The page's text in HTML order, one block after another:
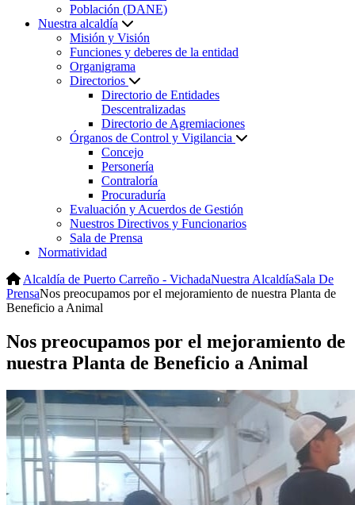
Población (DANE)
Nuestra alcaldía
Misión y Visión
Funciones y deberes de la entidad
Organigrama
Directorios
Directorio de Entidades
Descentralizadas
Directorio de Agremiaciones
Órganos de Control y Vigilancia
Concejo
Personería
Contraloría
Procuraduría
Evaluación y Acuerdos de Gestión
Nuestros Directivos y Funcionarios
Sala de Prensa
Normatividad
Alcaldía de Puerto Carreño - VichadaNuestra AlcaldíaSala De
PrensaNos preocupamos por el mejoramiento de nuestra Planta de
Beneficio a Animal
Nos preocupamos por el mejoramiento de
nuestra Planta de Beneficio a Animal